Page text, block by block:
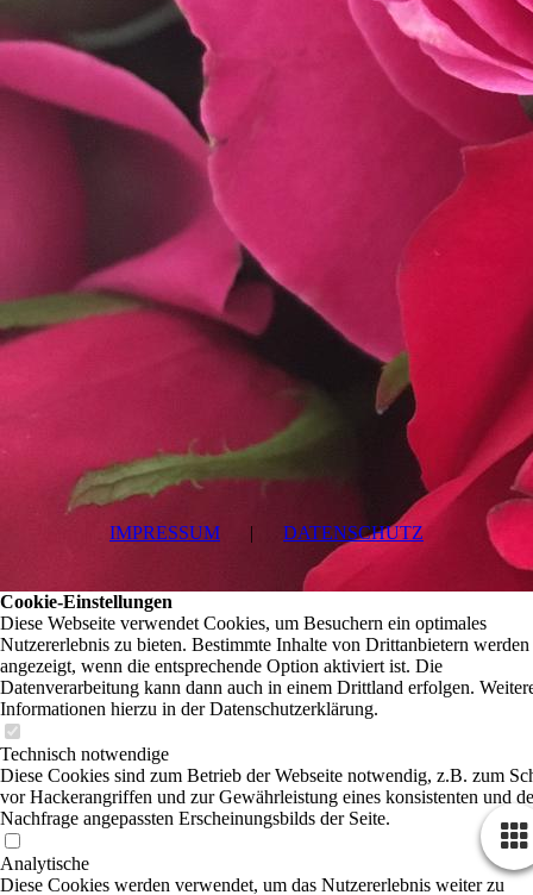
IMPRESSUM | DATENSCHUTZ
Cookie-Einstellungen
Diese Webseite verwendet Cookies, um Besuchern ein optimales
Nutzererlebnis zu bieten. Bestimmte Inhalte von Drittanbietern
angezeigt, wenn die entsprechende Option aktiviert ist. Die
Datenverarbeitung kann dann auch in einem Drittland erfolgen.
Informationen hierzu in der Datenschutzerklärung.
Technisch notwendige
Diese Cookies sind zum Betrieb der Webseite notwendig, z.B. zum
vor Hackerangriffen und zur Gewährleistung eines konsistenten und
Nachfrage angepassten Erscheinungsbilds der Seite.
Analytische
Diese Cookies werden verwendet, um das Nutzererlebnis weiter zu